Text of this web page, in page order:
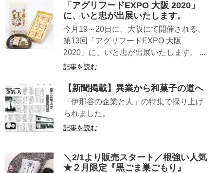
「アグリフードEXPO 大阪 2020」
に、いと忠が出展いたします。
今月19～20日に、大阪にて開催される、
第13回「アグリフードEXPO 大阪
2020」に、いと忠が出展いたします。 ...
記事を読む
【新聞掲載】異業から和菓子の道へ
「伊那谷の企業と人」の特集で採り上げ
られました。
記事を読む
＼2/1より販売スタート／根強い人気
★２月限定『黒ごま巣ごもり』